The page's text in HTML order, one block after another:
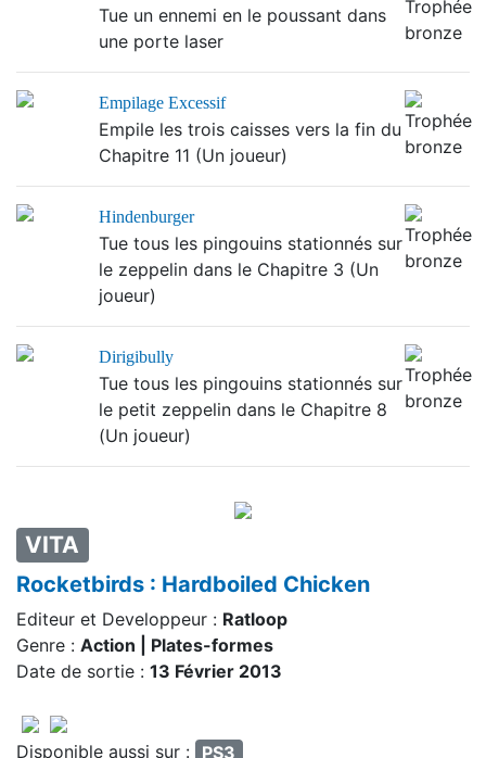
VITA
Rocketbirds : Hardboiled Chicken
Editeur et Developpeur : Ratloop
Genre : Action | Plates-formes
Date de sortie : 13 Février 2013
Disponible aussi sur : PS3
Tue un ennemi en le poussant dans
une porte laser
Empilage Excessif
Empile les trois caisses vers la fin du
Chapitre 11 (Un joueur)
Hindenburger
Tue tous les pingouins stationnés sur
le zeppelin dans le Chapitre 3 (Un
joueur)
Dirigibully
Tue tous les pingouins stationnés sur
le petit zeppelin dans le Chapitre 8
(Un joueur)